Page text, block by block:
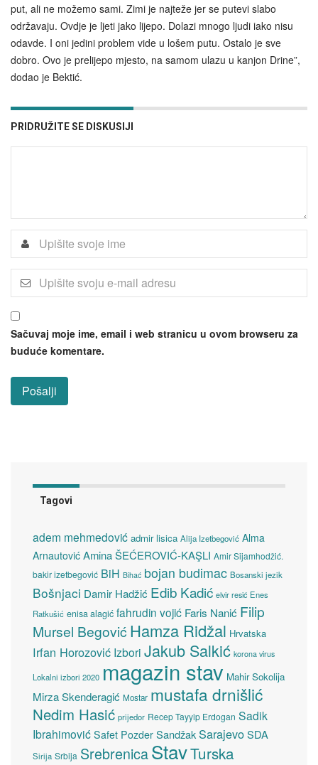
put, ali ne možemo sami. Zimi je najteže jer se putevi slabo
održavaju. Ovdje je ljeti jako lijepo. Dolazi mnogo ljudi iako nisu
odavde. I oni jedini problem vide u lošem putu. Ostalo je sve
dobro. Ovo je prelijepo mjesto, na samom ulazu u kanjon Drine”,
dodao je Bektić.
PRIDRUŽITE SE DISKUSIJI
Sačuvaj moje ime, email i web stranicu u ovom browseru za
buduće komentare.
Tagovi
adem mehmedović admir lisica Alija Izetbegović Alma
Arnautović Amina ŠEĆEROVIĆ-KAŞLI Amir Sijamhodžić.
bakir izetbegović BiH Bihać bojan budimac Bosanski jezik
Bošnjaci Damir Hadžić Edib Kadić elvir resić Enes
Ratkušić enisa alagić fahrudin vojić Faris Nanić Filip
Mursel Begović Hamza Ridžal Hrvatska
Irfan Horozović Izbori Jakub Salkić korona virus
Lokalni izbori 2020 magazin stav Mahir Sokolija
Mirza Skenderagić Mostar mustafa drnišlić
Nedim Hasić prijedor Recep Tayyip Erdogan Sadik
Ibrahimović Safet Pozder SandžakSarajevoSDA
Sirija Srbija SrebrenicaStavTurska